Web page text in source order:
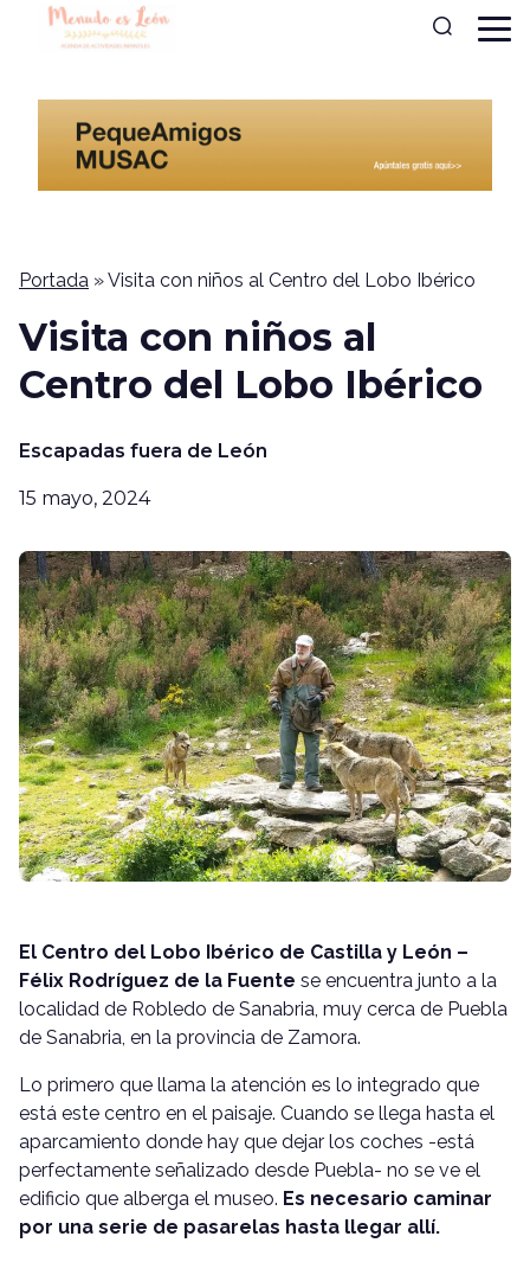
Portada »Visita con niños al Centro del Lobo Ibérico
Visita con niños al
Centro del Lobo Ibérico
Escapadas fuera de León
15 mayo, 2024
El Centro del Lobo Ibérico de Castilla y León –
Félix Rodríguez de la Fuente se encuentra junto a la
localidad de Robledo de Sanabria, muy cerca de Puebla
de Sanabria, en la provincia de Zamora.
Lo primero que llama la atención es lo integrado que
está este centro en el paisaje. Cuando se llega hasta el
aparcamiento donde hay que dejar los coches -está
perfectamente señalizado desde Puebla- no se ve el
edificio que alberga el museo. Es necesario caminar
por una serie de pasarelas hasta llegar allí.